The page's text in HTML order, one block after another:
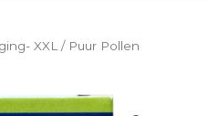
XXL / Puur Pollen